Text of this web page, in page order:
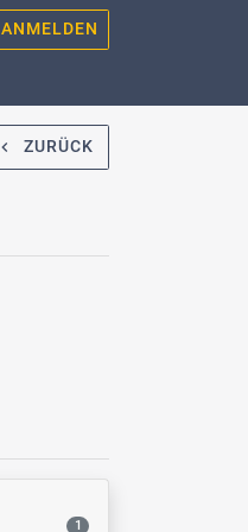
ANMELDEN
navigate_before ZURÜCK
1